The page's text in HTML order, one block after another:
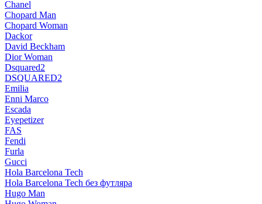
Chanel
Chopard Man
Chopard Woman
Dackor
David Beckham
Dior Woman
Dsquared2
DSQUARED2
Emilia
Enni Marco
Escada
Eyepetizer
FAS
Fendi
Furla
Gucci
Hola Barcelona Tech
Hola Barcelona Tech без футляра
Hugo Man